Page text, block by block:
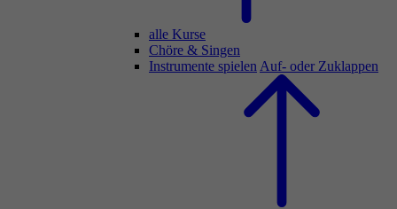
alle Kurse
Chöre & Singen
Instrumente spielen Auf- oder Zuklappen